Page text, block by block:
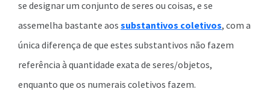
se designar um conjunto de seres ou coisas, e se
assemelha bastante aos substantivos coletivos, com a
única diferença de que estes substantivos não fazem
referência à quantidade exata de seres/objetos,
enquanto que os numerais coletivos fazem.